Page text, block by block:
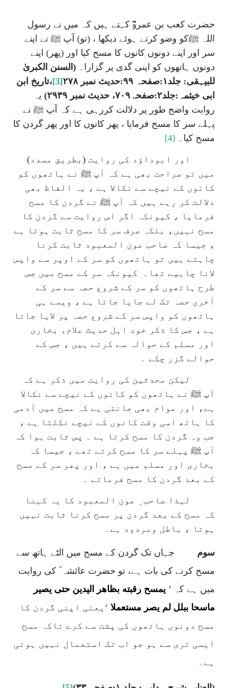
حضرت کعب بن عمروؓ کہتے ہیں کہ میں نے رسول
اللہ ﷺکو وضو کرتے ہوئے دیکھا ، (تو) آپ ﷺ نے اپنے
سر اور اپنے دونوں کانوں کا مسح کیا اور (پھر) اپنے
دونوں ہاتھوں کو اپنی گدی پر گزارا۔ (السنن الکبریٰ
للبیہقی: جلد۱:صفحہ ۹۹:حدیث نمبر ۲۷۸
[3]،تاریخ ابن
ابی خیثمہ:جلد۲:صفحہ۷۰۹، حدیث نمبر ۲۹۳۹)
یہ
روایت واضح طور پر دلالت کررہی ہے کہ آپ ﷺ نے
پہلے سر کا مسح فرمایا ، پھر کانوں کا اور پھر گردن کا
مسح کیا۔ [4]
اور ابوداؤد کی روایت (بطریق مسدد)
میں تو صراحت بھی ہے کہ آپ ﷺ نے ہاتھوں کو
کانوں کے نیچے سے نکالا ہے ، یہ الفاظ بھی
دلالت کر رہے ہیں کہ آپ ﷺ نے گردن کا مسح
فرمایا ، کیونکہ اگر اس روایت سے گردن کا
مسح نہیں، بلکہ صرف سر کا مسح ثابت ہوتا ہے
، جیسا کہ صاحب عون المعبود ثابت کرنا
چاہتے ہیں تو ہاتھوں کو سر کے اوپر سے واپس
لانا چاہیے تھا۔
کیونکہ سر کے مسح میں جس
طرح ہاتھوں کو سر کے شروع حصہ سے سر کے
آخری حصہ تک لے جایا جاتا ہے ، ویسے ہی
ہاتھوں کو واپس سر کے شروع حصہ پر لایا جاتا
ہے ، جس کا ذکر خود اہل حدیث علامء بخاری
اور مسلم کے حوالہ سے کرتے ہیں ، جس کے
حوالے گزر چکے ۔
لیکن محدثین کی روایت میں ذکر ہے کہ
آپ ﷺ نے ہاتھوں کو کانوں کے نیچے سے نکالا
ہے، اور عوام بھی جانتی ہے کہ مسح میں آدمی
کا ہاتھ اسی وقت کانوں کے نیچے نکلتا ہے ،
جب وہ گردن کا مسح کرتا ہے ۔ پس ثابت ہوا کہ
آپ ﷺ پہلے سر کا مسح کرتے تھے ، جیسا کہ
بخاری اور مسلم میں ہے ، اور پھر سر کے مسح
کے بعد گردن کا مسح فرماتے ۔
لہذا صاحب ِ عون المعبود کا یہ کہنا
کہ مسح کے بعد گردن پر مسح کرنا ثابت نہیں
ہوتا ، باطل ومردود ہے۔
سوم
جہاں تک گردن کے مسح میں الٹے ہاتھ سے
مسح کرنے کی بات ہے، تو حضرت عائشہ ؓ کی روایت
میں ہے کہ ’ يمسح رقبته بظاهر اليدين حتى يصير
ماسحا ببلل لم يصر مستعملا ‘یعنی اپنی گردن کا
مسح دونوں ہاتھوں کی پشت سے کرے تاکہ مسح
ایسی تری سے ہو جو اب تک استعمال نہیں ہوئی
ہے۔